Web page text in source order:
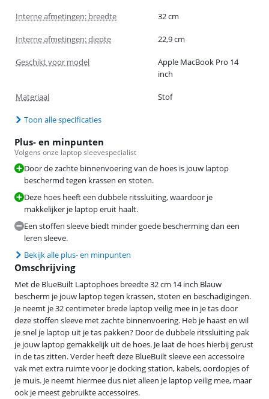
Interne afmetingen: breedte 32 cm
Interne afmetingen: diepte 22,9 cm
Geschikt voor model
Apple MacBook Pro 14
inch
Materiaal Stof
Toon alle specificaties
Plus- en minpunten
Volgens onze laptop sleevespecialist
Door de zachte binnenvoering van de hoes is jouw laptop
beschermd tegen krassen en stoten.
Deze hoes heeft een dubbele ritssluiting, waardoor je
makkelijker je laptop eruit haalt.
Een stoffen sleeve biedt minder goede bescherming dan een
leren sleeve.
Bekijk alle plus- en minpunten
Omschrijving
Met de BlueBuilt Laptophoes breedte 32 cm 14 inch Blauw
bescherm je jouw laptop tegen krassen, stoten en beschadigingen.
Je neemt je 32 centimeter brede laptop veilig mee in je tas door
deze stoffen sleeve met zachte binnenvoering. Heb je haast en wil
je snel je laptop uit je tas pakken? Door de dubbele ritssluiting pak
je jouw laptop gemakkelijk uit de hoes. Je laat de hoes hierbij gerust
in de tas zitten. Verder heeft deze BlueBuilt sleeve een accessoire
vak met extra ruimte voor je docking station, kabels, oordopjes of
je muis. Je neemt hiermee dus niet alleen je laptop veilig mee, maar
ook je meest gebruikte accessoires.